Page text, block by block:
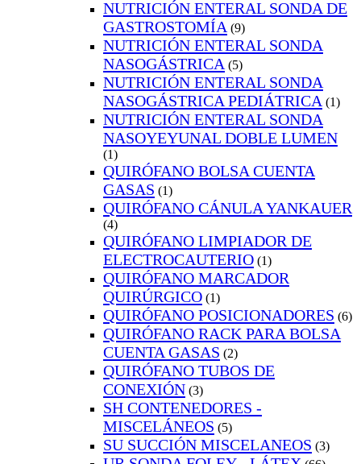
NUTRICIÓN ENTERAL SONDA DE
GASTROSTOMÍA (9)
NUTRICIÓN ENTERAL SONDA
NASOGÁSTRICA (5)
NUTRICIÓN ENTERAL SONDA
NASOGÁSTRICA PEDIÁTRICA (1)
NUTRICIÓN ENTERAL SONDA
NASOYEYUNAL DOBLE LUMEN
(1)
QUIRÓFANO BOLSA CUENTA
GASAS (1)
QUIRÓFANO CÁNULA YANKAUER
(4)
QUIRÓFANO LIMPIADOR DE
ELECTROCAUTERIO (1)
QUIRÓFANO MARCADOR
QUIRÚRGICO (1)
QUIRÓFANO POSICIONADORES (6)
QUIRÓFANO RACK PARA BOLSA
CUENTA GASAS (2)
QUIRÓFANO TUBOS DE
CONEXIÓN (3)
SH CONTENEDORES -
MISCELÁNEOS (5)
SU SUCCIÓN MISCELANEOS (3)